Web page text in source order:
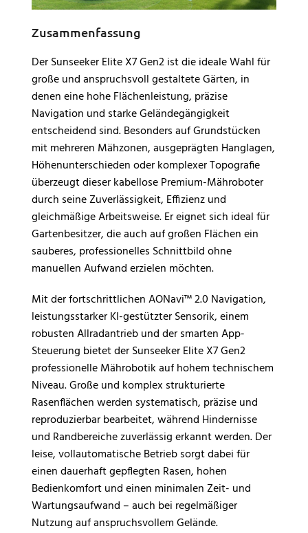
Zusammenfassung
Der Sunseeker Elite X7 Gen2 ist die ideale Wahl für
große und anspruchsvoll gestaltete Gärten, in
denen eine hohe Flächenleistung, präzise
Navigation und starke Geländegängigkeit
entscheidend sind. Besonders auf Grundstücken
mit mehreren Mähzonen, ausgeprägten Hanglagen,
Höhenunterschieden oder komplexer Topografie
überzeugt dieser kabellose Premium-Mähroboter
durch seine Zuverlässigkeit, Effizienz und
gleichmäßige Arbeitsweise. Er eignet sich ideal für
Gartenbesitzer, die auch auf großen Flächen ein
sauberes, professionelles Schnittbild ohne
manuellen Aufwand erzielen möchten.
Mit der fortschrittlichen AONavi™ 2.0 Navigation,
leistungsstarker KI-gestützter Sensorik, einem
robusten Allradantrieb und der smarten App-
Steuerung bietet der Sunseeker Elite X7 Gen2
professionelle Mährobotik auf hohem technischem
Niveau. Große und komplex strukturierte
Rasenflächen werden systematisch, präzise und
reproduzierbar bearbeitet, während Hindernisse
und Randbereiche zuverlässig erkannt werden. Der
leise, vollautomatische Betrieb sorgt dabei für
einen dauerhaft gepflegten Rasen, hohen
Bedienkomfort und einen minimalen Zeit- und
Wartungsaufwand – auch bei regelmäßiger
Nutzung auf anspruchsvollem Gelände.